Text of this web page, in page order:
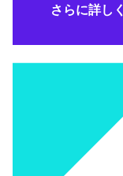
さらに詳しく